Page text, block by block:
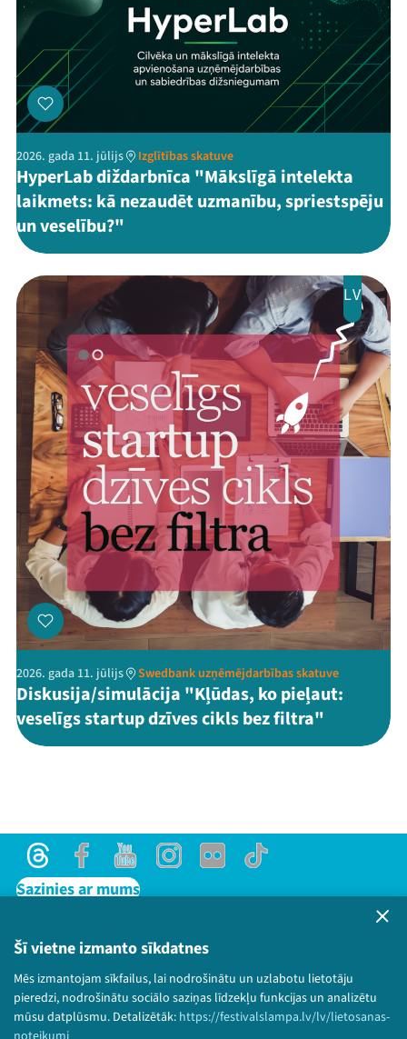
Šī vietne izmanto sīkdatnes
Mēs izmantojam sīkfailus, lai nodrošinātu un uzlabotu lietotāju
pieredzi, nodrošinātu sociālo saziņas līdzekļu funkcijas un analizētu
mūsu datplūsmu. Detalizētāk: https://festivalslampa.lv/lv/lietosanas-
2026. gada 11. jūlijs Izglītības skatuve
HyperLab diždarbnīca "Mākslīgā intelekta
laikmets: kā nezaudēt uzmanību, spriestspēju
un veselību?"
LV
2026. gada 11. jūlijs Swedbank uzņēmējdarbības skatuve
Diskusija/simulācija "Kļūdas, ko pieļaut:
veselīgs startup dzīves cikls bez filtra"
ThreadsFacebookYoutubeInstagram
Flick TikTok
Sazinies ar mums
Lietošanas noteikumi un sīkdatņu politika
Bērnu aizsardzības politika
© 2026 Sarunu festivāls LAMPA Visas tiesības
paturētas.